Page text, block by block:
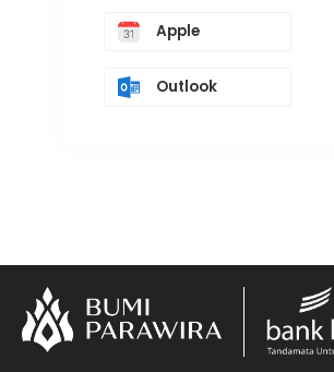
Apple
Outlook